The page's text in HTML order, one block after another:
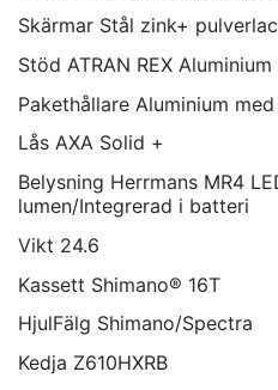
Skärmar Stål zink+
Stöd ATRAN REX
Pakethållare Aluminium med
Lås AXA Solid +
Belysning Herrmans MR4
lumen/Integrerad i batteri
Vikt 24.6
Kassett Shimano® 16T
HjulFälg Shimano/Spectra
Kedja Z610HXRB